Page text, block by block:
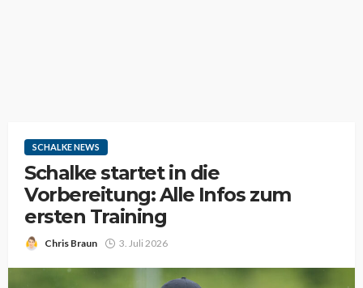
SCHALKE NEWS
Schalke startet in die
Vorbereitung: Alle Infos zum
ersten Training
Chris Braun 3. Juli 2026